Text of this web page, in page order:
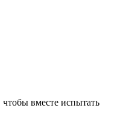
вместе испытать